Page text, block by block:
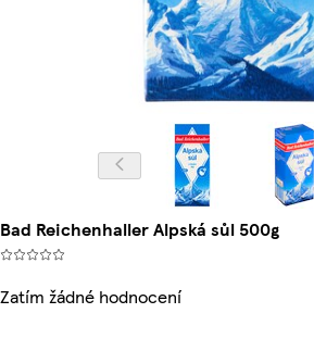
Bad Reichenhaller Alpská sůl 500g
Zatím žádné hodnocení